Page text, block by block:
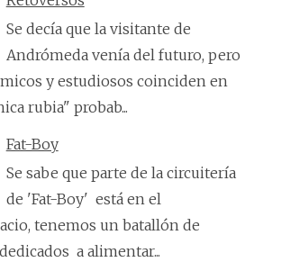
Se decía que la visitante de
Andrómeda venía del futuro, pero
y estudiosos coinciden en
rubia" probab...
Fat-Boy
Se sabe que parte de la circuitería
de 'Fat-Boy' está en el
tenemos un batallón de
a alimentar...